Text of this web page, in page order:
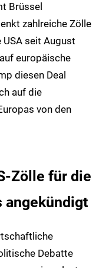
Brüssel
zahlreiche Zölle
USA seit August
europäische
diesen Deal
auf die
von den
Zölle für die
angekündigt
Debatte